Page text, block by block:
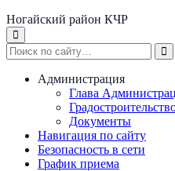
Ногайский район КЧР
Администрация
Глава
Документы
Навигация по сайту
Безопасность в сети
График приема